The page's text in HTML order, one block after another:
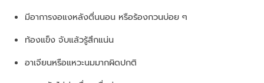
มีอาการงอแงหลังตื่นนอน หรือร้องกวนบ่อย ๆ
ท้องแข็ง จับแล้วรู้สึกแน่น
อาเจียนหรือแหวะนมมากผิดปกติ